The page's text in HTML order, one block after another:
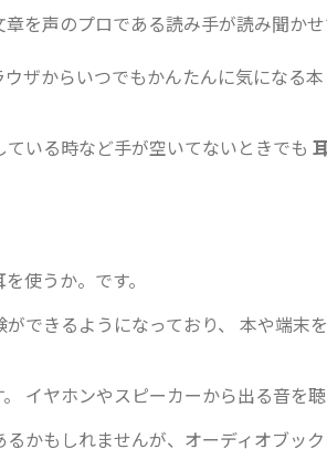
を声のプロである読み手が読み聞か
ザからいつでもかんたんに気になる
いる時など手が空いてないときでも
使うか。です。
できるようになっており、 本や端末
イヤホンやスピーカーから出る音を聴
かもしれませんが、オーディオブッ